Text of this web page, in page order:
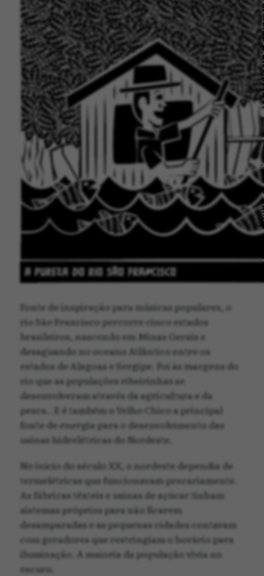
Fonte de inspiração para músicas populares, o
rio São Francisco percorre cinco estados
brasileiros, nascendo em Minas Gerais e
desaguando no oceano Atlântico entre os
estados de Alagoas e Sergipe. Foi às margens do
rio que as populações ribeirinhas se
desenvolveram através da agricultura e da
pesca.. E é também o Velho Chico a principal
fonte de energia para o desenvolvimento das
usinas hidrelétricas do Nordeste.
No início do século XX, o nordeste dependia de
termelétricas que funcionavam precariamente.
As fábricas têxteis e usinas de açúcar tinham
sistemas próprios para não ficarem
desamparadas e as pequenas cidades contavam
com geradores que restringiam o horário para
iluminação. A maioria da população vivia no
escuro.